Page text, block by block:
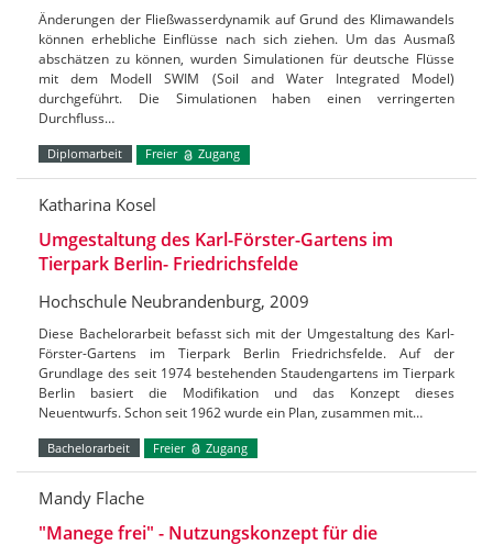
Änderungen der Fließwasserdynamik auf Grund des Klimawandels
können erhebliche Einflüsse nach sich ziehen. Um das Ausmaß
abschätzen zu können, wurden Simulationen für deutsche Flüsse
mit dem Modell SWIM (Soil and Water Integrated Model)
durchgeführt. Die Simulationen haben einen verringerten
Durchfluss…
Diplomarbeit Freier Zugang
Katharina Kosel
Umgestaltung des Karl-Förster-Gartens im
Tierpark Berlin- Friedrichsfelde
Hochschule Neubrandenburg, 2009
Diese Bachelorarbeit befasst sich mit der Umgestaltung des Karl-
Förster-Gartens im Tierpark Berlin Friedrichsfelde. Auf der
Grundlage des seit 1974 bestehenden Staudengartens im Tierpark
Berlin basiert die Modifikation und das Konzept dieses
Neuentwurfs. Schon seit 1962 wurde ein Plan, zusammen mit…
Bachelorarbeit Freier Zugang
Mandy Flache
"Manege frei" - Nutzungskonzept für die